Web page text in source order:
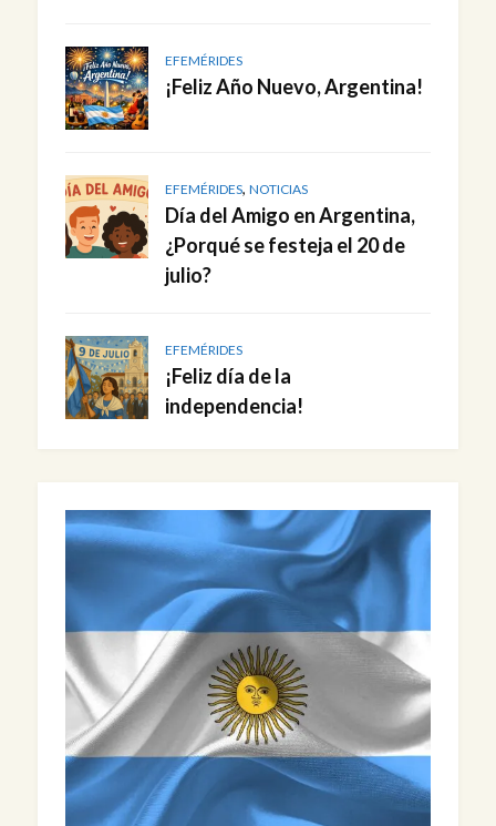
EFEMÉRIDES
¡Feliz Año Nuevo, Argentina!
EFEMÉRIDES, NOTICIAS
Día del Amigo en Argentina,
¿Porqué se festeja el 20 de
julio?
EFEMÉRIDES
¡Feliz día de la
independencia!